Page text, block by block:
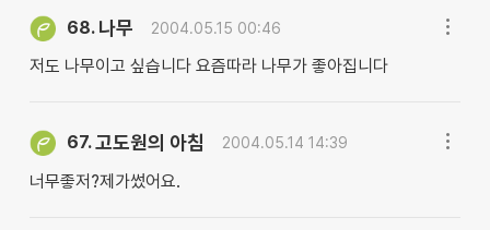
68. 나무 2004.05.15 00:46
저도 나무이고 싶습니다 요즘따라 나무가 좋아집니다
67.고도원의 아침 2004.05.14 14:39
너무좋저?제가썼어요.